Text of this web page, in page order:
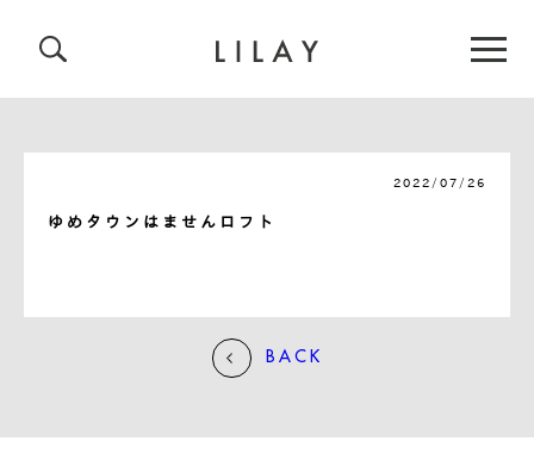
2022/07/26
ゆめタウンはませんロフト
BACK